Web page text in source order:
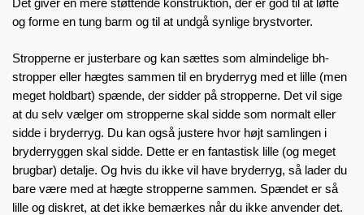
Det giver en mere støttende konstruktion, der er god til at løfte
og forme en tung barm og til at undgå synlige brystvorter.
Stropperne er justerbare og kan sættes som almindelige bh-
stropper eller hægtes sammen til en bryderryg med et lille (men
meget holdbart) spænde, der sidder på stropperne. Det vil sige
at du selv vælger om stropperne skal sidde som normalt eller
sidde i bryderryg. Du kan også justere hvor højt samlingen i
bryderryggen skal sidde. Dette er en fantastisk lille (og meget
brugbar) detalje. Og hvis du ikke vil have bryderryg, så lader du
bare være med at hægte stropperne sammen. Spændet er så
lille og diskret, at det ikke bemærkes når du ikke anvender det.